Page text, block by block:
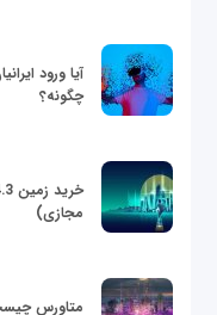
آیا ورود
چگونه؟
مجازی)
متاورس